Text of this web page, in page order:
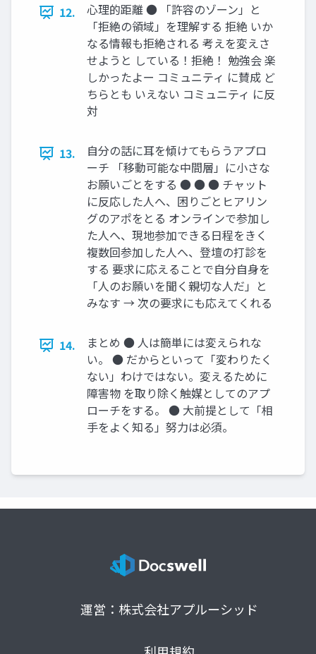
12.
心理的距離 ● 「許容のゾーン」と
「拒絶の領域」を理解する 拒絶 いか
なる情報も拒絶される 考えを変えさ
せようと している！拒絶！ 勉強会 楽
しかったよー コミュニティ に賛成 ど
ちらとも いえない コミュニティ に反
対
13.
自分の話に耳を傾けてもらうアプロ
ーチ 「移動可能な中間層」に小さな
お願いごとをする ● ● ● チャット
に反応した人へ、困りごとヒアリン
グのアポをとる オンラインで参加し
た人へ、現地参加できる日程をきく
複数回参加した人へ、登壇の打診を
する 要求に応えることで自分自身を
「人のお願いを聞く親切な人だ」と
みなす → 次の要求にも応えてくれる
14.
まとめ ● 人は簡単には変えられな
い。 ● だからといって「変わりたく
ない」わけではない。変えるために
障害物 を取り除く触媒としてのアプ
ローチをする。 ● 大前提として「相
手をよく知る」努力は必須。
運営：株式会社アプルーシッド